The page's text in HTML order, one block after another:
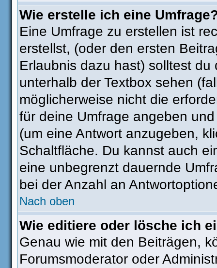
Wie erstelle ich eine
Eine Umfrage zu erstellen ist
erstellst, (oder den ersten
Erlaubnis dazu hast) solltest
unterhalb der Textbox sehen
möglicherweise nicht die
für deine Umfrage angeben
(um eine Antwort anzugeben,
Schaltfläche. Du kannst auch
eine unbegrenzt dauernde
bei der Anzahl an
Nach oben
Wie editiere oder lösche ich
Genau wie mit den Beiträgen,
Forumsmoderator oder